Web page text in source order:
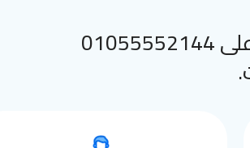
نحن هنا لخدمتكم. اتصلوا بنا على 01055552144